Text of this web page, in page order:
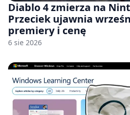
Diablo 4 zmierza na
Przeciek ujawnia
premiery i cenę
6 sie 2026